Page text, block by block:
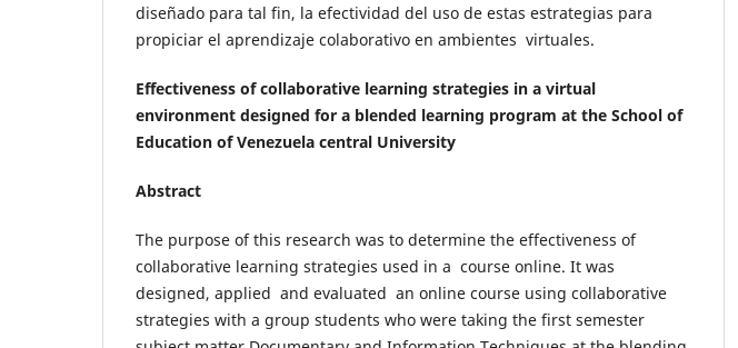
diseñado para tal fin, la efectividad del uso de estas estrategias para
propiciar el aprendizaje colaborativo en ambientes virtuales.
Effectiveness of collaborative learning strategies in a virtual
environment designed for a blended learning program at the School of
Education of Venezuela central University
Abstract
The purpose of this research was to determine the effectiveness of
collaborative learning strategies used in a course online. It was
designed, applied and evaluated an online course using collaborative
strategies with a group students who were taking the first semester